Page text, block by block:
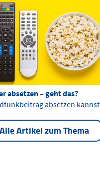
absetzen – geht das?
absetzen kannst
Alle Artikel zum Thema